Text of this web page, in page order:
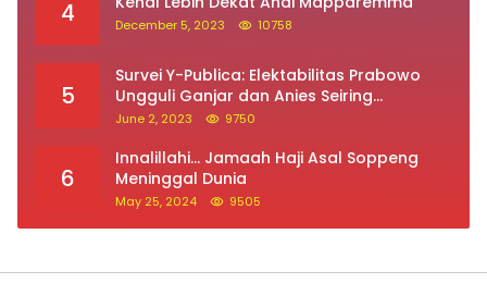
Kepuasan Terhadap Jokowi Naik
June 2, 2023 9750
6
Meninggal Dunia
May 25, 2024 9505